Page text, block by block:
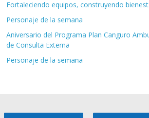
Fortaleciendo equipos, construyendo
Personaje de la semana
Aniversario del Programa Plan Canguro
de Consulta Externa
Personaje de la semana